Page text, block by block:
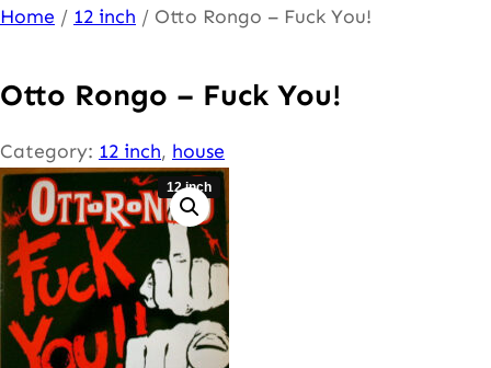
Ga
de
inhoud
Home / 12 inch / Otto Rongo – Fuck You!
Otto Rongo – Fuck You!
Category: 12 inch, house
12 inch